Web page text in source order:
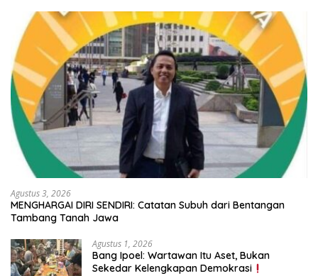
Agustus 3, 2026
MENGHARGAI DIRI SENDIRI: Catatan Subuh dari Bentangan
Tambang Tanah Jawa
Agustus 1, 2026
Bang Ipoel: Wartawan Itu Aset, Bukan
Sekedar Kelengkapan Demokrasi